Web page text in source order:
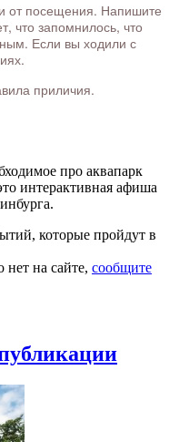
от посещения. Напишите
что запомнилось, что
Если вы ходили с
приличия.
про аквапарк
интерактивная афиша
которые пройдут в
нет на сайте, сообщите